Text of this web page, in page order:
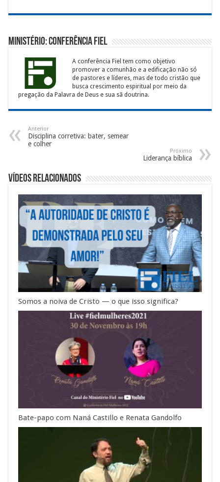
Ministério: Conferência Fiel
A conferência Fiel tem como objetivo
promover a comunhão e a edificação não só
de pastores e líderes, mas de todo cristão que
busca crescimento espiritual por meio da
pregação da Palavra de Deus e sua sã doutrina.
Anterior
Disciplina corretiva: bater, semear
e colher
Próximo
Liderança bíblica
Vídeos Relacionados
Somos a noiva de Cristo — o que isso significa?
Bate-papo com Naná Castillo e Renata Gandolfo